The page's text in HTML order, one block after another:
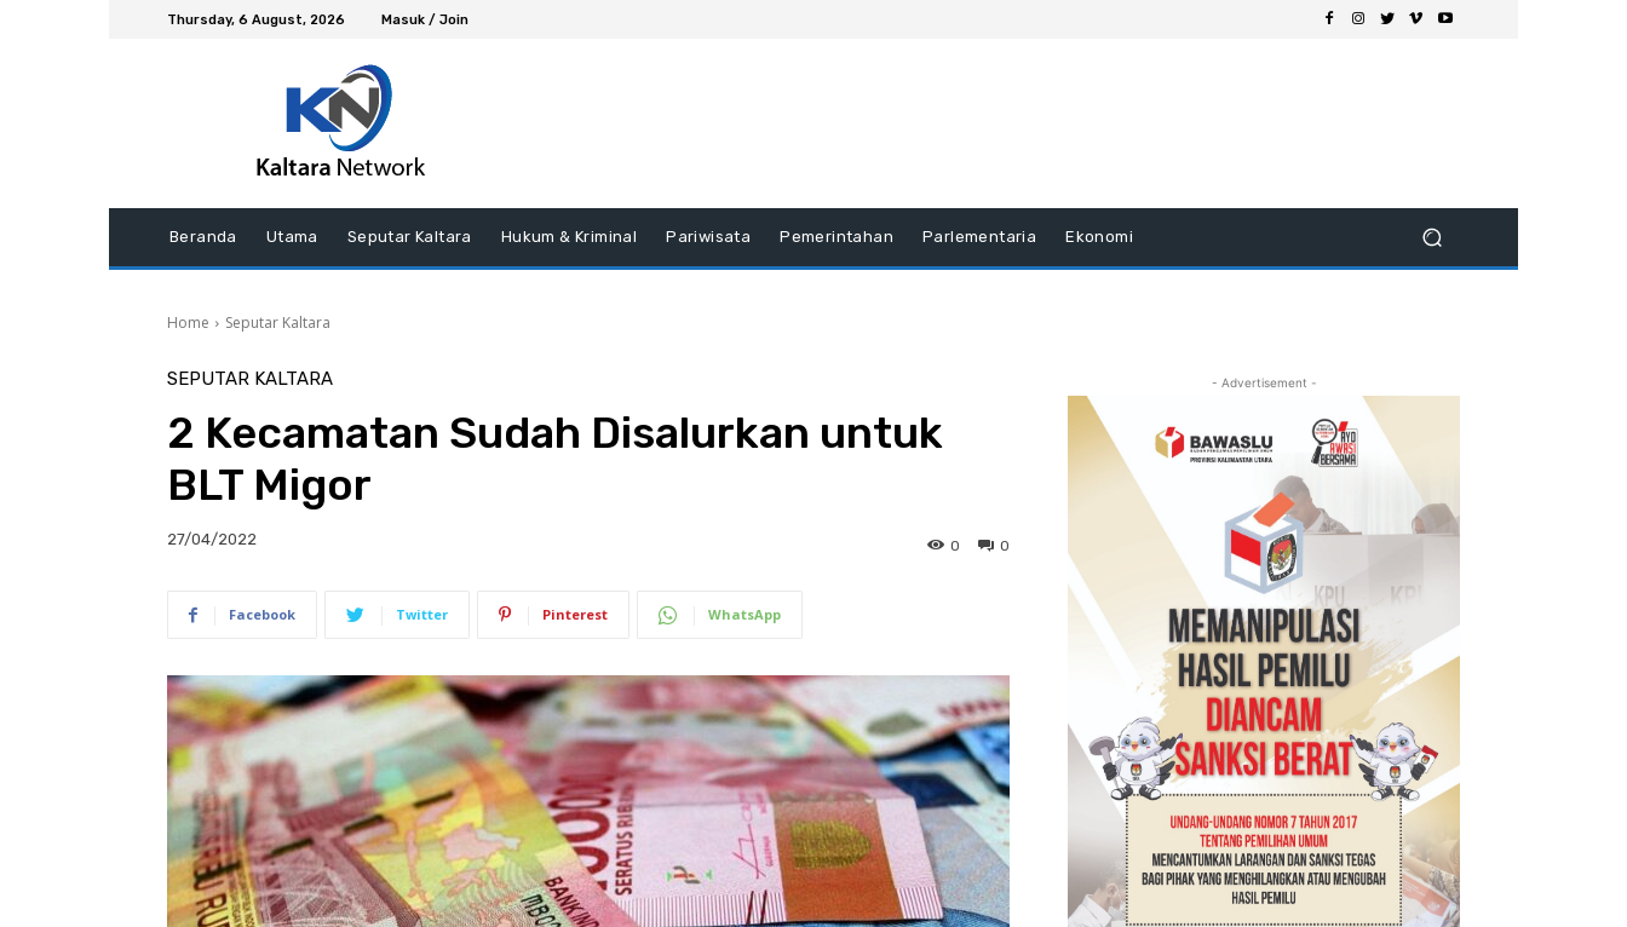
Thursday, 6 August, 2026 Masuk / Join
Beranda Utama Seputar Kaltara Hukum & Kriminal Pariwisata Pemerintahan Parlementaria Ekonomi
Home Seputar Kaltara
SEPUTAR KALTARA
2 Kecamatan Sudah Disalurkan untuk
BLT Migor
27/04/2022 0
0
Facebook Twitter Pinterest WhatsApp
- Advertisement -